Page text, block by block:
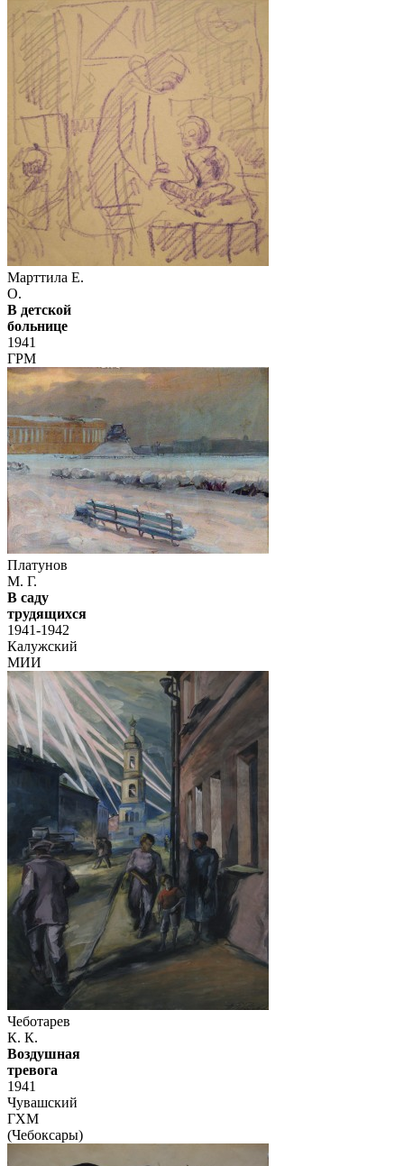
Марттила Е.
О.
В детской
больнице
1941
ГРМ
Платунов
М. Г.
В саду
трудящихся
1941-1942
Калужский
МИИ
Чеботарев
К. К.
Воздушная
тревога
1941
Чувашский
ГХМ
(Чебоксары)